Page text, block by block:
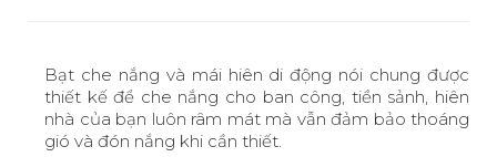
Bạt che nắng và mái hiên di động nói chung được
thiết kế để che nắng cho ban công, tiền sảnh, hiên
nhà của bạn luôn râm mát mà vẫn đảm bảo thoáng
gió và đón nắng khi cần thiết.